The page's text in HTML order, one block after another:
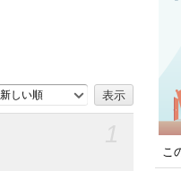
しい順
こ